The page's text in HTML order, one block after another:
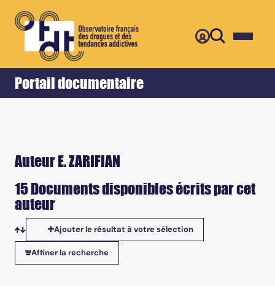
Portail documentaire
Accueil Retour
Auteur E. ZARIFIAN
15 Documents disponibles écrits par cet
auteur
Tris disponibles
Ajouter le résultat à votre sélection
Affiner la recherche